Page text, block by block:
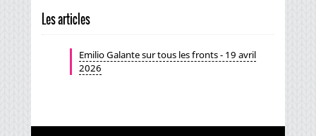
Les articles
Emilio Galante sur tous les fronts - 19 avril
2026